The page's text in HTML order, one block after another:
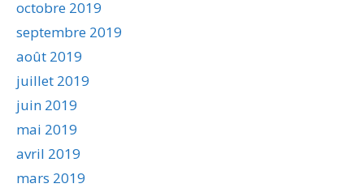
octobre 2019
septembre 2019
août 2019
juillet 2019
juin 2019
mai 2019
avril 2019
mars 2019